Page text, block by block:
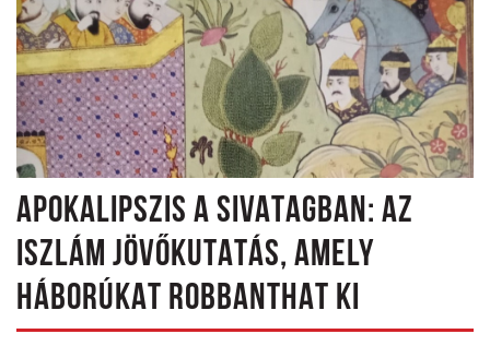
APOKALIPSZIS A SIVATAGBAN: AZ
ISZLÁM JÖVŐKUTATÁS, AMELY
HÁBORÚKAT ROBBANTHAT KI